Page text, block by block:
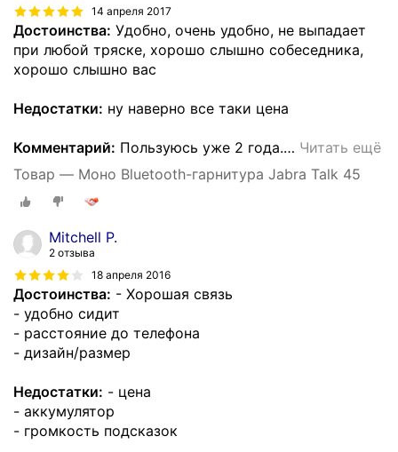
14 апреля 2017
Достоинства: Удобно, очень удобно, не выпадает
при любой тряске, хорошо слышно собеседника,
хорошо слышно вас
Недостатки: ну наверно все таки цена
Комментарий: Пользуюсь уже 2 года.… Читать ещё
Товар — Моно Bluetooth-гарнитура Jabra Talk 45
Mitchell P.
2 отзыва
18 апреля 2016
Достоинства: - Хорошая связь
- удобно сидит
- расстояние до телефона
- дизайн/размер
Недостатки: - цена
- аккумулятор
- громкость подсказок